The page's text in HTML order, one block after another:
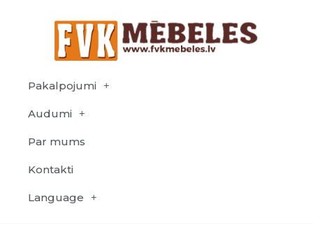
Pakalpojumi
Audumi
Par mums
Kontakti
Language